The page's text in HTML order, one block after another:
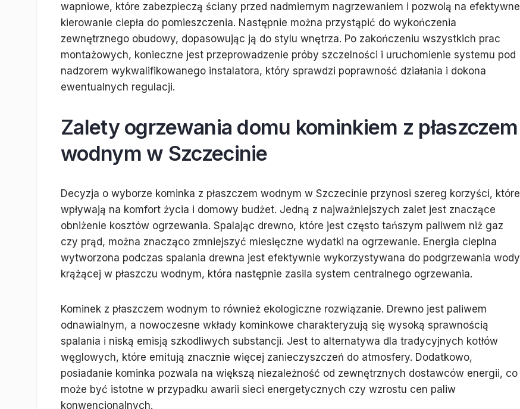
wapniowe, które zabezpieczą ściany przed nadmiernym nagrzewaniem i pozwolą na efektywne
kierowanie ciepła do pomieszczenia. Następnie można przystąpić do wykończenia
zewnętrznego obudowy, dopasowując ją do stylu wnętrza. Po zakończeniu wszystkich prac
montażowych, konieczne jest przeprowadzenie próby szczelności i uruchomienie systemu pod
nadzorem wykwalifikowanego instalatora, który sprawdzi poprawność działania i dokona
ewentualnych regulacji.
Zalety ogrzewania domu kominkiem z płaszczem
wodnym w Szczecinie
Decyzja o wyborze kominka z płaszczem wodnym w Szczecinie przynosi szereg korzyści, które
wpływają na komfort życia i domowy budżet. Jedną z najważniejszych zalet jest znaczące
obniżenie kosztów ogrzewania. Spalając drewno, które jest często tańszym paliwem niż gaz
czy prąd, można znacząco zmniejszyć miesięczne wydatki na ogrzewanie. Energia cieplna
wytworzona podczas spalania drewna jest efektywnie wykorzystywana do podgrzewania wody
krążącej w płaszczu wodnym, która następnie zasila system centralnego ogrzewania.
Kominek z płaszczem wodnym to również ekologiczne rozwiązanie. Drewno jest paliwem
odnawialnym, a nowoczesne wkłady kominkowe charakteryzują się wysoką sprawnością
spalania i niską emisją szkodliwych substancji. Jest to alternatywa dla tradycyjnych kotłów
węglowych, które emitują znacznie więcej zanieczyszczeń do atmosfery. Dodatkowo,
posiadanie kominka pozwala na większą niezależność od zewnętrznych dostawców energii, co
może być istotne w przypadku awarii sieci energetycznych czy wzrostu cen paliw
konwencjonalnych.